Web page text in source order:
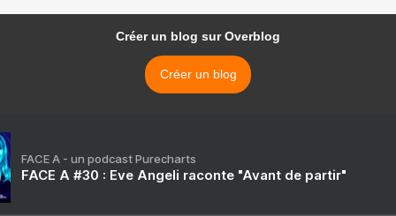
Créer un blog sur Overblog
Créer un blog
FACE A - un podcast Purecharts
FACE A #30 : Eve Angeli raconte "Avant de partir"